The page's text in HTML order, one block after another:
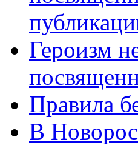
Героизм
Правила
В